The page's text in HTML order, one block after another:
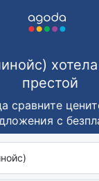
престой
сравните
с